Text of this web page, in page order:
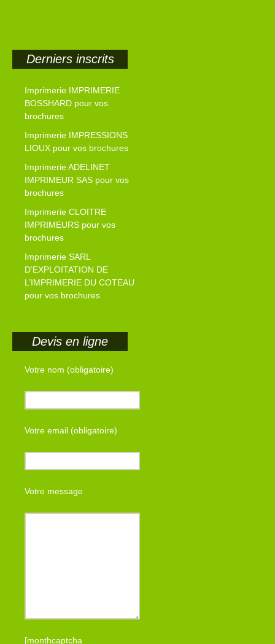
Derniers inscrits
Imprimerie IMPRIMERIE
BOSSHARD pour vos
brochures
Imprimerie IMPRESSIONS
LIOUX pour vos brochures
Imprimerie ADELINET
IMPRIMEUR SAS pour vos
brochures
Imprimerie CLOITRE
IMPRIMEURS pour vos
brochures
Imprimerie SARL
D’EXPLOITATION DE
L’IMPRIMERIE DU COTEAU
pour vos brochures
Devis en ligne
Votre nom (obligatoire)
Votre email (obligatoire)
Votre message
[monthcaptcha